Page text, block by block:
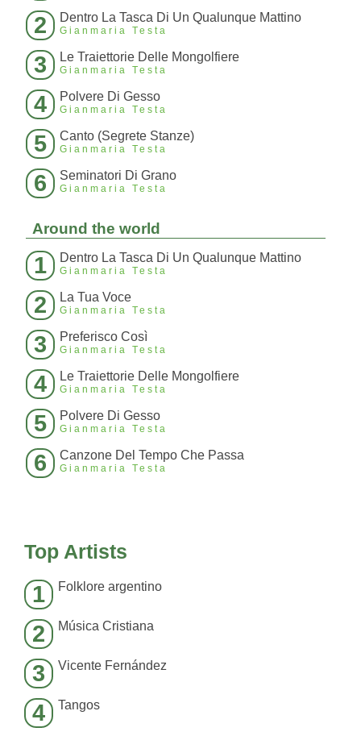
2 Dentro La Tasca Di Un Qualunque Mattino
Gianmaria Testa
3 Le Traiettorie Delle Mongolfiere
Gianmaria Testa
4 Polvere Di Gesso
Gianmaria Testa
5 Canto (Segrete Stanze)
Gianmaria Testa
6 Seminatori Di Grano
Gianmaria Testa
Around the world
1 Dentro La Tasca Di Un Qualunque Mattino
Gianmaria Testa
2 La Tua Voce
Gianmaria Testa
3 Preferisco Così
Gianmaria Testa
4 Le Traiettorie Delle Mongolfiere
Gianmaria Testa
5 Polvere Di Gesso
Gianmaria Testa
6 Canzone Del Tempo Che Passa
Gianmaria Testa
Top Artists
1 Folklore argentino
2 Música Cristiana
3 Vicente Fernández
4 Tangos